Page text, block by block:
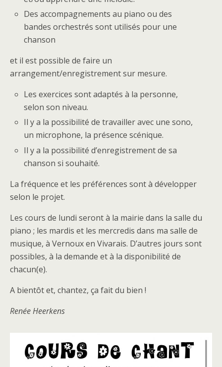
Des accompagnements au piano ou des
bandes orchestrés sont utilisés pour une
chanson
et il est possible de faire un
arrangement/enregistrement sur mesure.
Les exercices sont adaptés à la personne,
selon son niveau.
Il y a la possibilité de travailler avec une sono,
un microphone, la présence scénique.
Il y a la possibilité d’enregistrement de sa
chanson si souhaité.
La fréquence et les préférences sont à développer
selon le projet.
Les cours de lundi seront à la mairie dans la salle du
piano ; les mardis et les mercredis dans ma salle de
musique, à Vernoux en Vivarais. D’autres jours sont
possibles, à la demande et à la disponibilité de
chacun(e).
A bientôt et, chantez, ça fait du bien !
Renée Heerkens